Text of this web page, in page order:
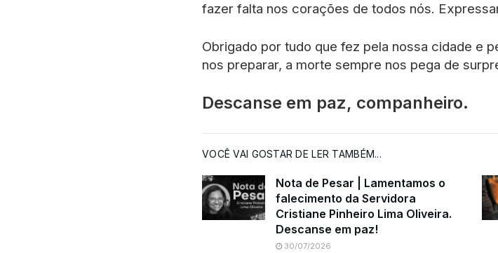
fazer falta nos corações de todos nós.
Obrigado por tudo que fez pela nossa cidade e
nos preparar, a morte sempre nos pega de
Descanse em paz, companheiro.
VOCÊ VAI GOSTAR DE LER TAMBÉM...
Nota de Pesar | Lamentamos o
falecimento da Servidora
Cristiane Pinheiro Lima Oliveira.
Descanse em paz!
30/07/2026